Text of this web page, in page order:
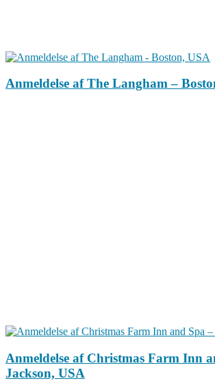
Anmeldelse af The Langham –
Anmeldelse af Christmas Farm Inn
Jackson, USA